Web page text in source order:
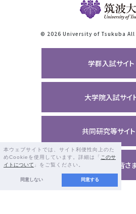
本ウェブサイトでは、サイト利便性向上のた
めCookieを使用しています。詳細は「 このサ
イトについて 」をご覧ください。
同意しない 同意する
© 2026 University of Tsukuba
学群入試サイト
大学院入試サイ
共同研究等サイト
ご支援くださる皆さ